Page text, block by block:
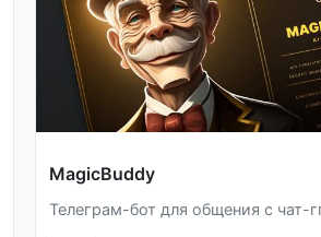
MagicBuddy
Телеграм-бот для общения с чат-